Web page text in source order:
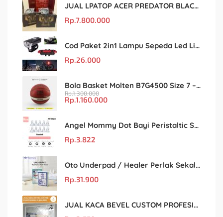
JUAL LPATOP ACER PREDATOR BLACK MARKET MURAH DAN ORIGINAL
Rp.7.800.000
Cod Paket 2in1 Lampu Sepeda Led Light Depan Dan Belakang Rechargeable
Rp.26.000
Bola Basket Molten B7G4500 Size 7 – Resmi FIBA & IBL
Rp.1.300.000
Rp.1.160.000
Angel Mommy Dot Bayi Peristaltic S/M/L/X-Cut / Puting Lebar Buram 10pcs
Rp.3.822
Oto Underpad / Healer Perlak Sekali Pakai 60×90 cm, Isi 10 Lembar
Rp.31.900
JUAL KACA BEVEL CUSTOM PROFESIONAL DI MALANG